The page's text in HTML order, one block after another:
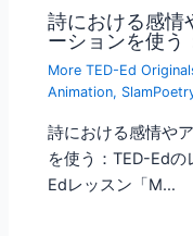
詩における感情
ーションを使う
More TED-Ed
Animation,
詩における感情や
を使う：TED-Ed
Edレッスン「M…